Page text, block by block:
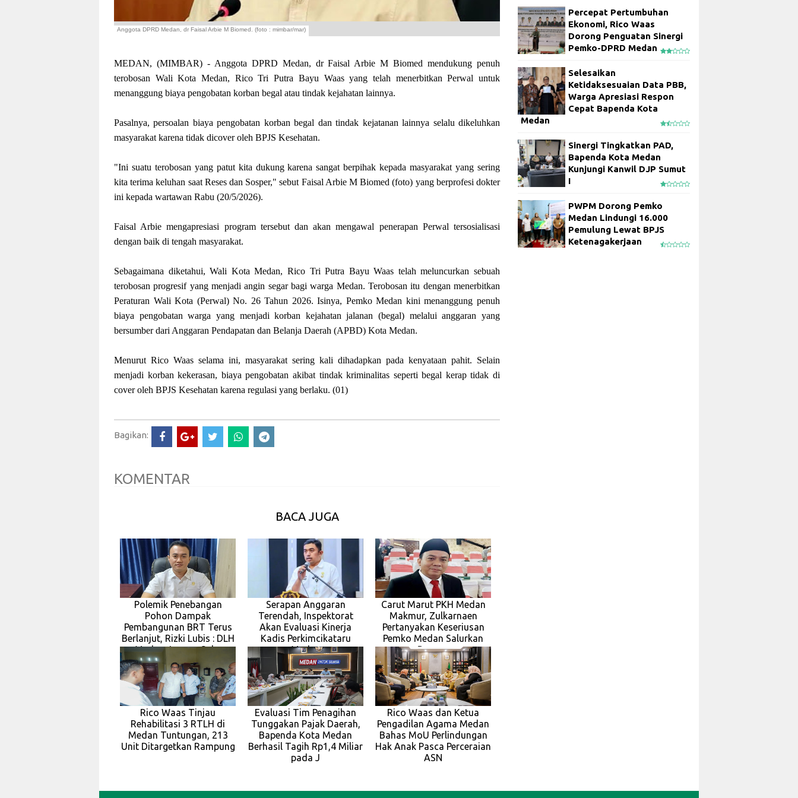
Anggota DPRD Medan, dr Faisal Arbie M Biomed. (foto : mimbar/mar)
MEDAN, (MIMBAR) - Anggota DPRD Medan, dr Faisal Arbie M Biomed mendukung penuh
terobosan Wali Kota Medan, Rico Tri Putra Bayu Waas yang telah menerbitkan Perwal untuk
menanggung biaya pengobatan korban begal atau tindak kejahatan lainnya.
Pasalnya, persoalan biaya pengobatan korban begal dan tindak kejatanan lainnya selalu dikeluhkan
masyarakat karena tidak dicover oleh BPJS Kesehatan.
"Ini suatu terobosan yang patut kita dukung karena sangat berpihak kepada masyarakat yang sering
kita terima keluhan saat Reses dan Sosper," sebut Faisal Arbie M Biomed (foto) yang berprofesi dokter
ini kepada wartawan Rabu (20/5/2026).
Faisal Arbie mengapresiasi program tersebut dan akan mengawal penerapan Perwal tersosialisasi
dengan baik di tengah masyarakat.
Sebagaimana diketahui, Wali Kota Medan, Rico Tri Putra Bayu Waas telah meluncurkan sebuah
terobosan progresif yang menjadi angin segar bagi warga Medan. Terobosan itu dengan menerbitkan
Peraturan Wali Kota (Perwal) No. 26 Tahun 2026. Isinya, Pemko Medan kini menanggung penuh
biaya pengobatan warga yang menjadi korban kejahatan jalanan (begal) melalui anggaran yang
bersumber dari Anggaran Pendapatan dan Belanja Daerah (APBD) Kota Medan.
​Menurut Rico Waas selama ini, masyarakat sering kali dihadapkan pada kenyataan pahit. Selain
menjadi korban kekerasan, biaya pengobatan akibat tindak kriminalitas seperti begal kerap tidak di
cover oleh BPJS Kesehatan karena regulasi yang berlaku. (01)
Bagikan:
KOMENTAR
BACA JUGA
Polemik Penebangan
Pohon Dampak
Pembangunan BRT Terus
Berlanjut, Rizki Lubis : DLH
Medan Jangan Suka
Serapan Anggaran
Terendah, Inspektorat
Akan Evaluasi Kinerja
Kadis Perkimcikataru
Medan
Carut Marut PKH Medan
Makmur, Zulkarnaen
Pertanyakan Keseriusan
Pemko Medan Salurkan
Bansos
Rico Waas Tinjau
Rehabilitasi 3 RTLH di
Medan Tuntungan, 213
Unit Ditargetkan Rampung
Evaluasi Tim Penagihan
Tunggakan Pajak Daerah,
Bapenda Kota Medan
Berhasil Tagih Rp1,4 Miliar
pada J
Rico Waas dan Ketua
Pengadilan Agama Medan
Bahas MoU Perlindungan
Hak Anak Pasca Perceraian
ASN
Percepat Pertumbuhan
Ekonomi, Rico Waas
Dorong Penguatan Sinergi
Pemko-DPRD Medan
Selesaikan
Ketidaksesuaian Data PBB,
Warga Apresiasi Respon
Cepat Bapenda Kota
Medan
Sinergi Tingkatkan PAD,
Bapenda Kota Medan
Kunjungi Kanwil DJP Sumut
I
PWPM Dorong Pemko
Medan Lindungi 16.000
Pemulung Lewat BPJS
Ketenagakerjaan